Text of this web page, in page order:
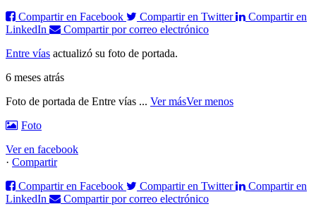
Compartir en Facebook
Compartir en Twitter
Compartir en
LinkedIn
Compartir por correo electrónico
Entre vías actualizó su foto de portada.
6 meses atrás
Foto de portada de Entre vías ... Ver másVer menos
Foto
Ver en facebook
· Compartir
Compartir en Facebook
Compartir en Twitter
Compartir en
LinkedIn
Compartir por correo electrónico